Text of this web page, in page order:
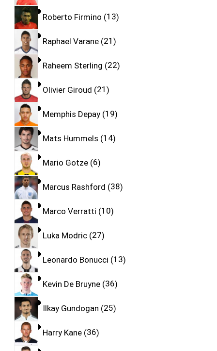
Roberto Firmino 13
Raphael Varane 21
Raheem Sterling 22
Olivier Giroud 21
Memphis Depay 19
Mats Hummels 14
Mario Gotze 6
Marcus Rashford 38
Marco Verratti 10
Luka Modric 27
Leonardo Bonucci 13
Kevin De Bruyne 36
Ilkay Gundogan 25
Harry Kane 36